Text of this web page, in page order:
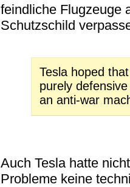
feindliche Flugzeuge
Schutzschild
Tesla hoped
purely
an anti-war
Auch Tesla hatte
Probleme keine